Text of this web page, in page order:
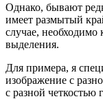
Однако, бывают
имеет размытый
случае, необходимо
выделения.
Для примера, я
изображение с
с разной четкостью